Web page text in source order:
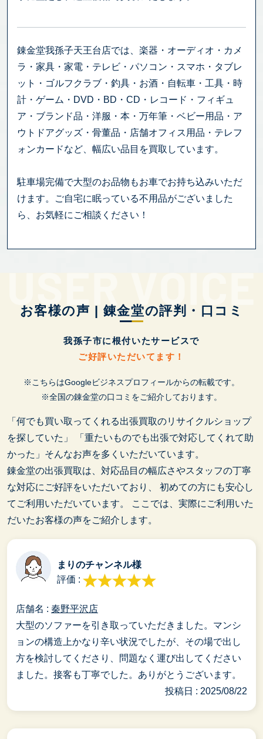
錬金堂我孫子天王台店では、楽器・オーディオ・カメ
ラ・家具・家電・テレビ・パソコン・スマホ・タブレ
ット・ゴルフクラブ・釣具・お酒・自転車・工具・時
計・ゲーム・DVD・BD・CD・レコード・フィギュ
ア・ブランド品・洋服・本・万年筆・ベビー用品・ア
ウトドアグッズ・骨董品・店舗オフィス用品・テレフ
ォンカードなど、幅広い品目を買取しています。
駐車場完備で大型のお品物もお車でお持ち込みいただ
けます。ご自宅に眠っている不用品がございました
ら、お気軽にご相談ください！
お客様の声 | 錬金堂の評判・口コミ
我孫子市に根付いたサービスで
ご好評いただいてます！
※こちらはGoogleビジネスプロフィールからの転載です。
※全国の錬金堂の口コミをご紹介しております。
「何でも買い取ってくれる出張買取のリサイクルショップ
を探していた」
「重たいものでも出張で対応してくれて助
かった」そんなお声を多くいただいています。
錬金堂の出張買取は、対応品目の幅広さやスタッフの丁寧
な対応にご好評をいただいており、
初めての方にも安心し
てご利用いただいています。
ここでは、実際にご利用いた
だいたお客様の声をご紹介します。
まりのチャンネル様
評価 :
店舗名 : 秦野平沢店
大型のソファーを引き取っていただきました。マンシ
ョンの構造上かなり辛い状況でしたが、その場で出し
方を検討してくださり、問題なく運び出してください
ました。接客も丁寧でした。ありがとうございます。
投稿日 : 2025/08/22